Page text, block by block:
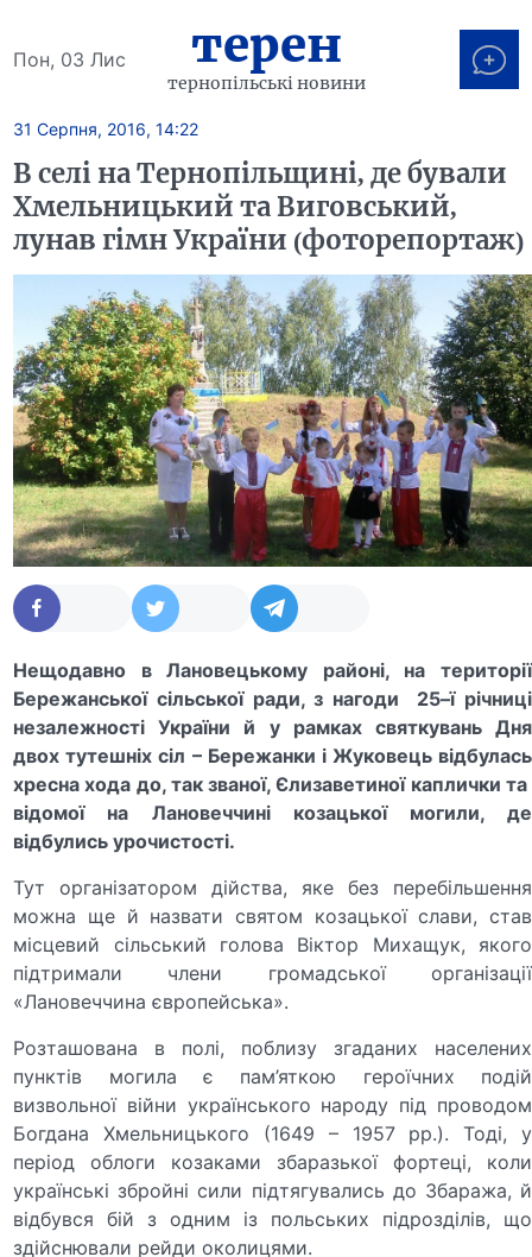
Пон, 03 Лис терен
тернопільські новини
31 Серпня, 2016, 14:22
В селі на Тернопільщині, де бували
Хмельницький та Виговський,
лунав гімн України (фоторепортаж)
Нещодавно в Лановецькому районі, на території
Бережанcької сільської ради, з нагоди 25–ї річниці
незалежності України й у рамках святкувань Дня
двох тутешніх сіл – Бережанки і Жуковець відбулась
хресна хода до, так званої, Єлизаветиної каплички та
відомої на Лановеччині козацької могили, де
відбулись урочистості.
Тут організатором дійства, яке без перебільшення
можна ще й назвати святом козацької слави, став
місцевий сільський голова Віктор Михащук, якого
підтримали члени громадської організації
«Лановеччина європейська».
Розташована в полі, поблизу згаданих населених
пунктів могила є пам’яткою героїчних подій
визвольної війни українського народу під проводом
Богдана Хмельницького (1649 – 1957 рр.). Тоді, у
період облоги козаками збаразької фортеці, коли
українські збройні сили підтягувались до Збаража, й
відбувся бій з одним із польських підрозділів, що
здійснювали рейди околицями.